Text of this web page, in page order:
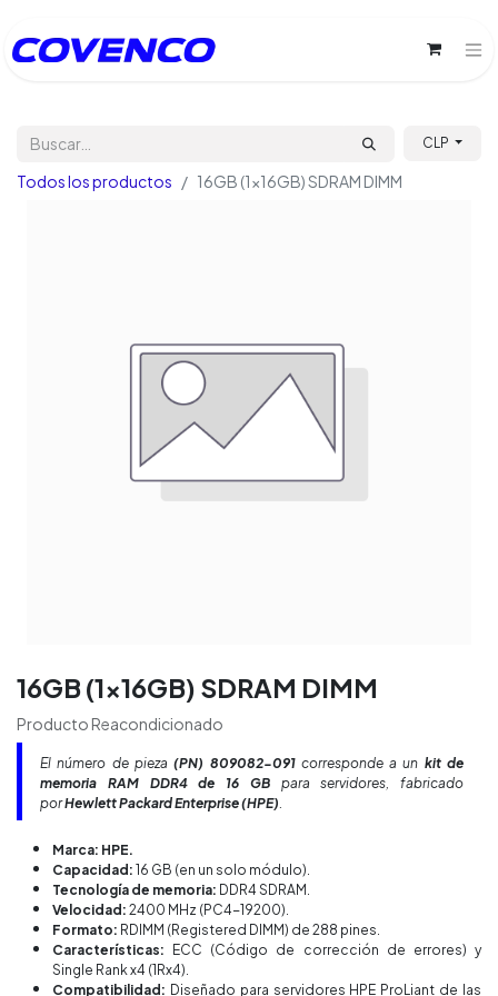
CLP
Todos los productos 16GB (1x16GB) SDRAM DIMM
16GB (1x16GB) SDRAM DIMM
Producto Reacondicionado
El número de pieza (PN) 809082-091corresponde a un kit de
memoria RAM DDR4 de 16 GBpara servidores, fabricado
porHewlett Packard Enterprise (HPE).
Marca: HPE.
Capacidad: 16 GB (en un solo módulo).
Tecnología de memoria: DDR4 SDRAM.
Velocidad: 2400 MHz (PC4-19200).
Formato: RDIMM (Registered DIMM) de 288 pines.
Características: ECC (Código de corrección de errores) y
Single Rank x4 (1Rx4).
Compatibilidad: Diseñado para servidores HPE ProLiant de las